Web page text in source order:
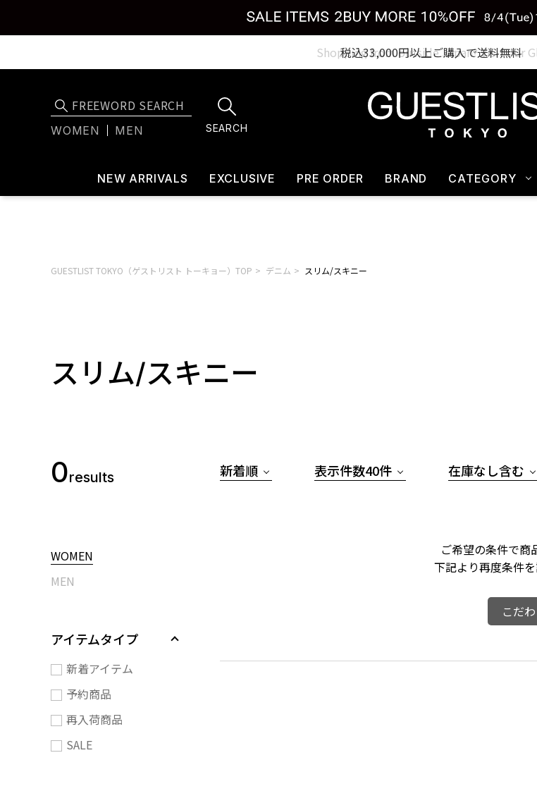
税込33,000円以上ご購入で送料無
WOMEN MEN SEARCH
NEW ARRIVALS EXCLUSIVE PRE ORDER BRAND CATEGORY
GUESTLIST TOKYO（ゲストリスト トーキョー）TOP デニム スリム/スキニー
スリム/スキニー
0results
WOMEN
MEN
アイテムタイプ
新着アイテム
予約商品
再入荷商品
SALE
新着順 表示件数40件 在庫なし含む
ご希望の条件で商
下記より再度条件
こだ